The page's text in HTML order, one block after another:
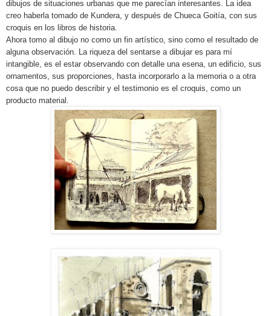
dibujos de situaciones urbanas que me parecían interesantes. La idea
creo haberla tomado de Kundera, y después de Chueca Goitía, con sus
croquis en los libros de historia.
Ahora tomo al dibujo no como un fin artístico, sino como el resultado de
alguna observación. La riqueza del sentarse a dibujar es para mí
intangible, es el estar observando con detalle una esena, un edificio, sus
ornamentos, sus proporciones, hasta incorporarlo a la memoria o a otra
cosa que no puedo describir y el testimonio es el croquis, como un
producto material.